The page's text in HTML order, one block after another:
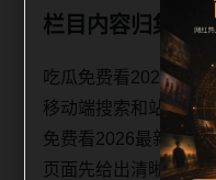
栏目内容归集
吃瓜免费看2026最新
移动端搜索和站内连
免费看2026最新、明
页面先给出清晰主题